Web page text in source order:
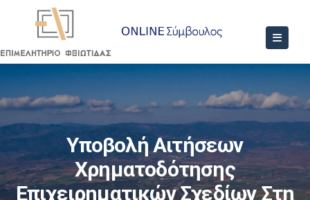
Υποβολή Αιτήσεων
Χρηματοδότησης
Επιχειρηματικών Σχεδίων Στη